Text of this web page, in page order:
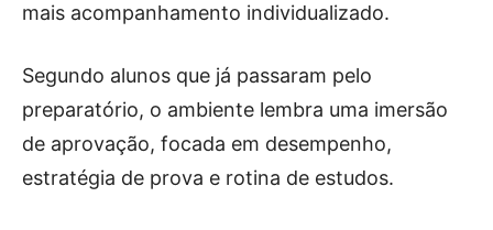
mais acompanhamento individualizado.
Segundo alunos que já passaram pelo
preparatório, o ambiente lembra uma imersão
de aprovação, focada em desempenho,
estratégia de prova e rotina de estudos.